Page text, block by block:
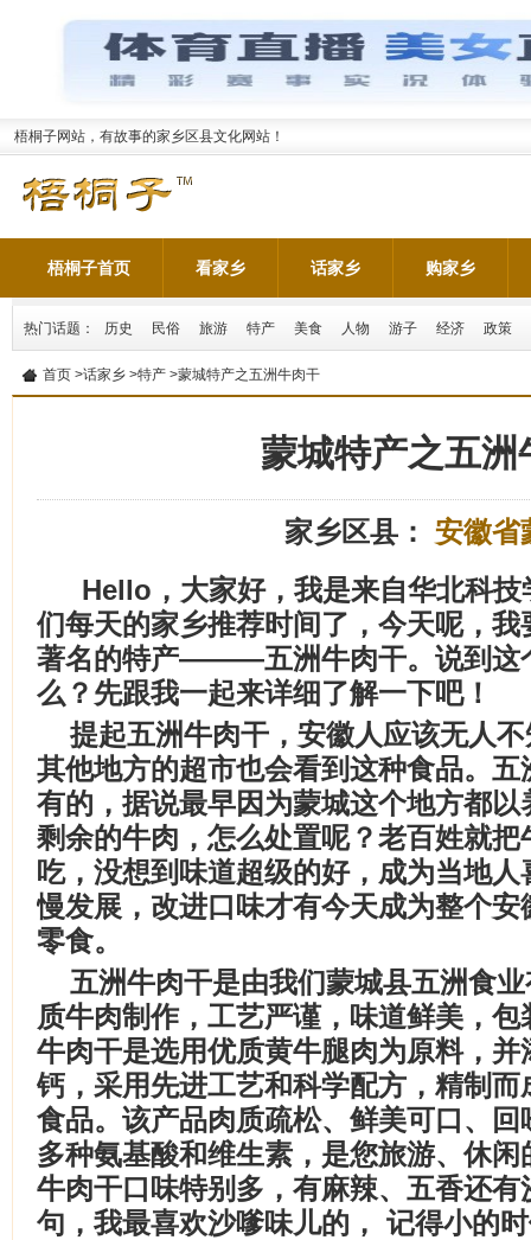
梧桐子网站，有故事的家乡区县文化网站！
梧桐子首页 看家乡 话家乡 购家乡
热门话题： 历史 民俗 旅游 特产 美食 人物 游子 经济 政策
首页 >话家乡 >特产 >蒙城特产之五洲牛肉干
蒙城特产之五洲
家乡区县： 安徽省
Hello，大家好，我是来自华北科
们每天的家乡推荐时间了，今天呢，
著名的特产———五洲牛肉干。说到这
么？先跟我一起来详细了解一下吧！
提起五洲牛肉干，安徽人应该无人
其他地方的超市也会看到这种食品。
有的，据说最早因为蒙城这个地方都
剩余的牛肉，怎么处置呢？老百姓就
吃，没想到味道超级的好，成为当地
慢发展，改进口味才有今天成为整个
零食。
五洲牛肉干是由我们蒙城县五洲食
质牛肉制作，工艺严谨，味道鲜美，
牛肉干是选用优质黄牛腿肉为原料，
钙，采用先进工艺和科学配方，精制
食品。该产品肉质疏松、鲜美可口、
多种氨基酸和维生素，是您旅游、休
牛肉干口味特别多，有麻辣、五香还
句，我最喜欢沙嗲味儿的， 记得小的